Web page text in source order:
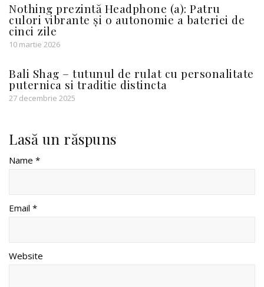
Nothing prezintă Headphone (a): Patru
culori vibrante și o autonomie a bateriei de
cinci zile
10 martie 2026
Bali Shag – tutunul de rulat cu personalitate
puternica si traditie distincta
27 decembrie 2025
Lasă un răspuns
Name *
Email *
Website